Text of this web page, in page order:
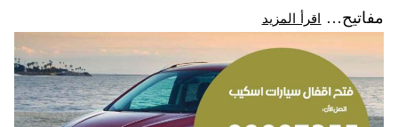
مفاتيح…
اقرأ المزيد